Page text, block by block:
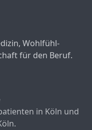
Wohlfühl-
für den Beruf.
in Köln und